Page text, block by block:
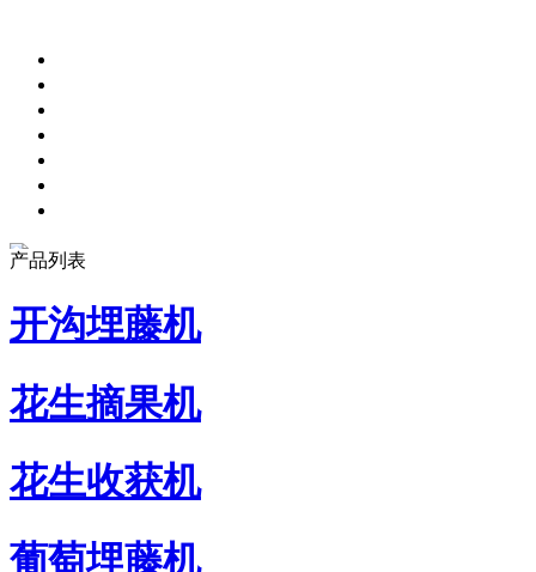
产品列表
开沟埋藤机
花生摘果机
花生收获机
葡萄埋藤机